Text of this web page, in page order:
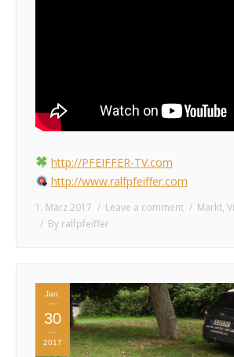
http://PFEIFFER-TV.com
http://www.ralfpfeiffer.com
1. März 2017 Leave a comment Markt,
By ralfpfeiffer
Jan.
30
2017